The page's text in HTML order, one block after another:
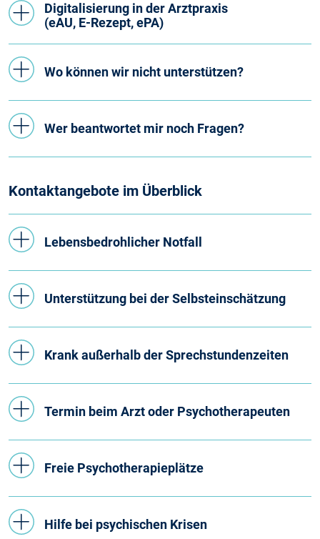
Digitalisierung in der Arztpraxis
(eAU, E-Rezept, ePA)
Wo können wir nicht unterstützen?
Wer beantwortet mir noch Fragen?
Kontaktangebote im Überblick
Lebensbedrohlicher Notfall
Unterstützung bei der Selbsteinschätzung
Krank außerhalb der Sprechstundenzeiten
Termin beim Arzt oder Psychotherapeuten
Freie Psychotherapieplätze
Hilfe bei psychischen Krisen